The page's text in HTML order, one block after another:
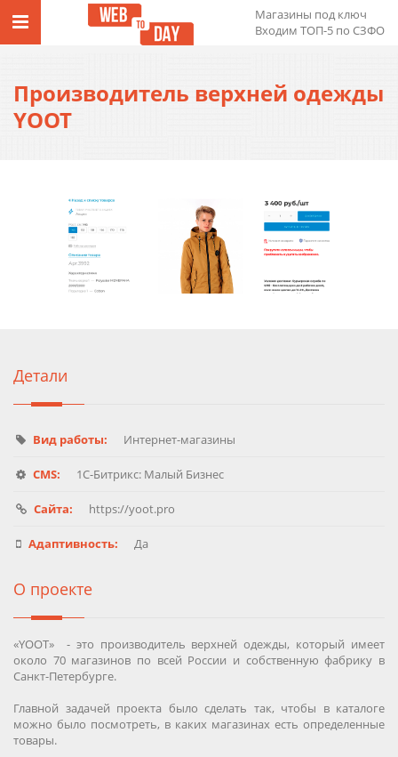
Магазины под ключ
Входим ТОП-5 по СЗФО
Производитель верхней одежды
YOOT
Детали
Вид работы: Интернет-магазины
CMS: 1C-Битрикс: Малый Бизнес
Сайта: https://yoot.pro
Адаптивность: Да
О проекте
«YOOT» - это производитель верхней одежды, который имеет
около 70 магазинов по всей России и собственную фабрику в
Санкт-Петербурге.
Главной задачей проекта было сделать так, чтобы в каталоге
можно было посмотреть, в каких магазинах есть определенные
товары.